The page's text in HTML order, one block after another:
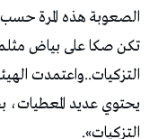
الصعوبة هذه المرة حسب
التزكيات..واعتمدت
يحتوي عديد
التزكيات».